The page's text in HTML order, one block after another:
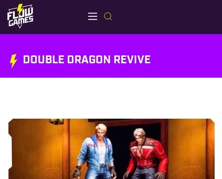
DOUBLE DRAGON REVIVE